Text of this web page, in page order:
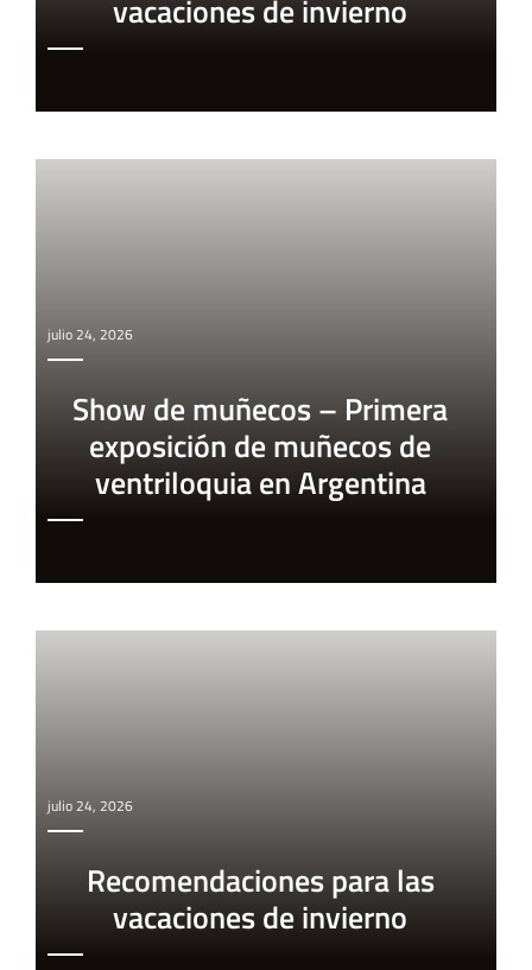
vacaciones de invierno
julio 24, 2026
Show de muñecos – Primera
exposición de muñecos de
ventriloquia en Argentina
julio 24, 2026
Recomendaciones para las
vacaciones de invierno